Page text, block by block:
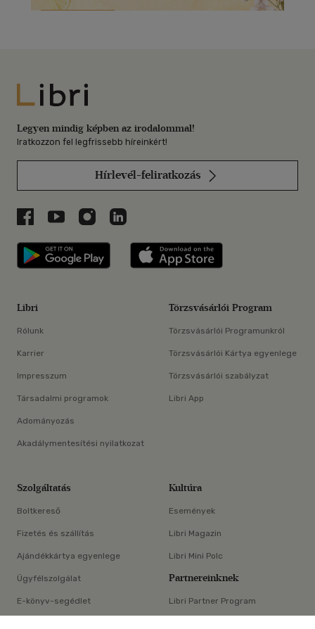
Libri
Legyen mindig képben az irodalommal!
Iratkozzon fel legfrissebb híreinkért!
Hírlevél-feliratkozás
Libri a Facebookon
Libri a Youtube-on
Libri az Instagramon
Libri a LinkedInen
Libri applikáció Szerezd meg: Google
Libri
Rólunk
Karrier
Impresszum
Társadalmi programok
Adományozás
Akadálymentesítési nyilatkozat
Törzsvásárlói Program
Törzsvásárlói Programunkról
Törzsvásárlói Kártya egyenlege
Törzsvásárlói szabályzat
Libri App
Szolgáltatás
Boltkereső
Fizetés és szállítás
Ajándékkártya egyenlege
Ügyfélszolgálat
E-könyv-segédlet
Kultúra
Események
Libri Magazin
Libri Mini Polc
Partnereinknek
Libri Partner Program